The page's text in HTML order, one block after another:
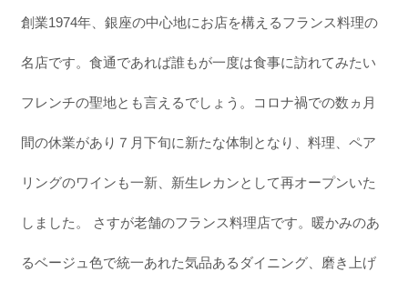
創業1974年、銀座の中心地にお店を構えるフランス料理の
名店です。食通であれば誰もが一度は食事に訪れてみたい
フレンチの聖地とも言えるでしょう。コロナ禍での数ヵ月
間の休業があり７月下旬に新たな体制となり、料理、ペア
リングのワインも一新、新生レカンとして再オープンいた
しました。 さすが老舗のフランス料理店です。暖かみのあ
るベージュ色で統一あれた気品あるダイニング、磨き上げ